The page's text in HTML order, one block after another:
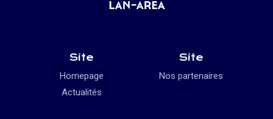
Site
Homepage
Actualités
Site
Nos partenaires